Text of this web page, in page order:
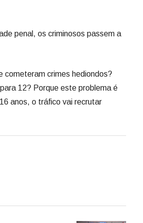
penal, os criminosos passem a
cometeram crimes hediondos?
12? Porque este problema é
anos, o tráfico vai recrutar